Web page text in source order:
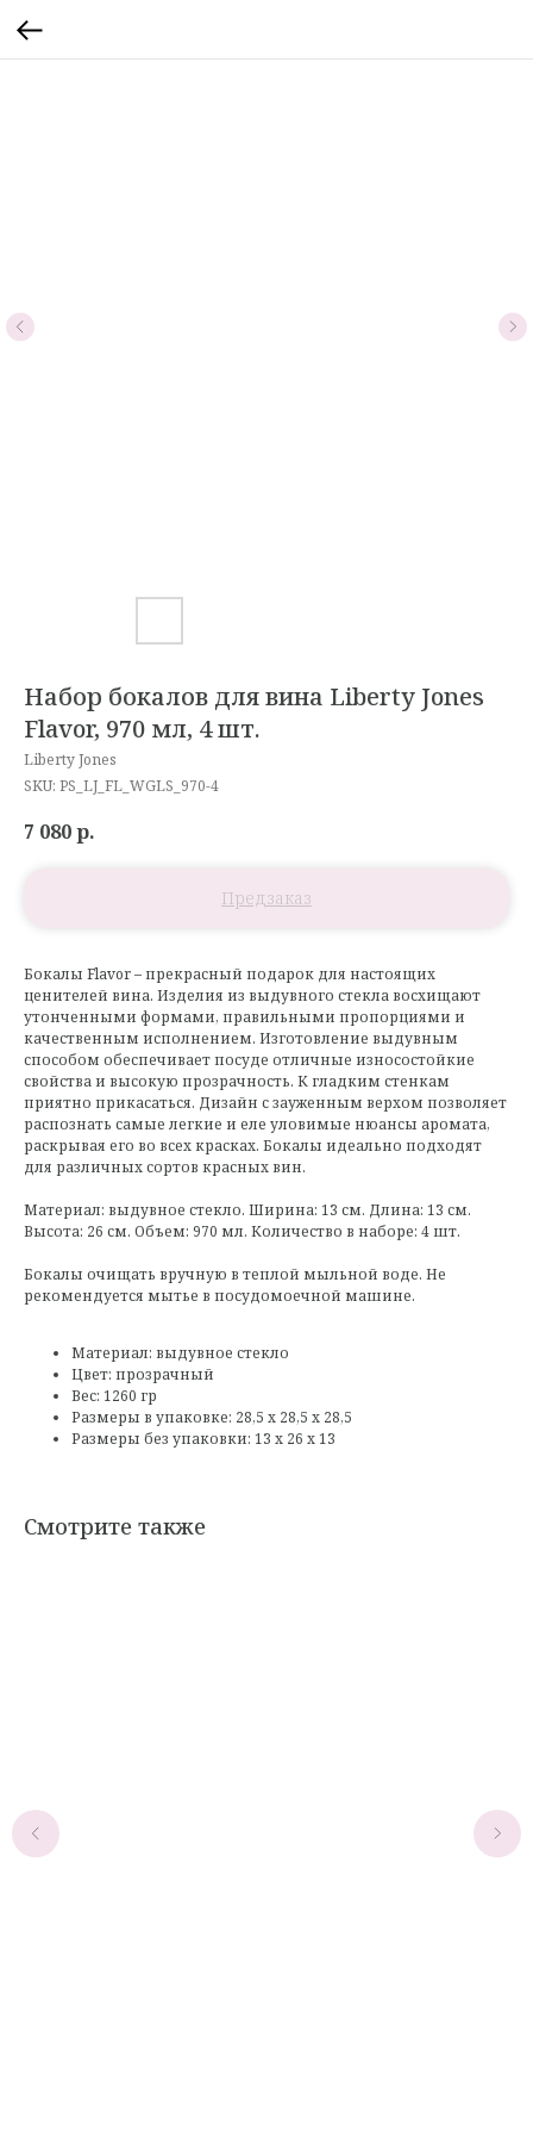
Набор бокалов для вина Liberty Jones
Flavor, 970 мл, 4 шт.
Liberty Jones
SKU: PS_LJ_FL_WGLS_970-4
7 080р.
Бокалы Flavor – прекрасный подарок для настоящих
ценителей вина. Изделия из выдувного стекла восхищают
утонченными формами, правильными пропорциями и
качественным исполнением. Изготовление выдувным
способом обеспечивает посуде отличные износостойкие
свойства и высокую прозрачность. К гладким стенкам
приятно прикасаться. Дизайн с зауженным верхом позволяет
распознать самые легкие и еле уловимые нюансы аромата,
раскрывая его во всех красках. Бокалы идеально подходят
для различных сортов красных вин.
Материал: выдувное стекло. Ширина: 13 см. Длина: 13 см.
Высота: 26 см. Объем: 970 мл. Количество в наборе: 4 шт.
Бокалы очищать вручную в теплой мыльной воде. Не
рекомендуется мытье в посудомоечной машине.
Материал: выдувное стекло
Цвет: прозрачный
Вес: 1260 гр
Размеры в упаковке: 28,5 х 28,5 х 28,5
Размеры без упаковки: 13 х 26 х 13
Смотрите также